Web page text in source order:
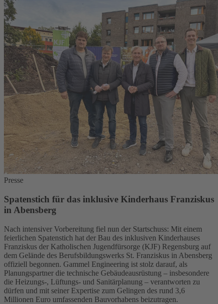
Presse
Spatenstich für das inklusive Kinderhaus Franziskus
in Abensberg
Nach intensiver Vorbereitung fiel nun der Startschuss: Mit einem
feierlichen Spatenstich hat der Bau des inklusiven Kinderhauses
Franziskus der Katholischen Jugendfürsorge (KJF) Regensburg auf
dem Gelände des Berufsbildungswerks St. Franziskus in Abensberg
offiziell begonnen. Gammel Engineering ist stolz darauf, als
Planungspartner die technische Gebäudeausrüstung – insbesondere
die Heizungs-, Lüftungs- und Sanitärplanung – verantworten zu
dürfen und mit seiner Expertise zum Gelingen des rund 3,6
Millionen Euro umfassenden Bauvorhabens beizutragen.